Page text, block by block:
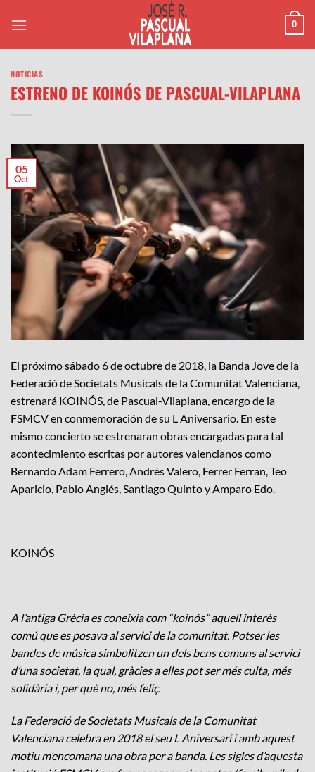
0
NOTICIAS
ESTRENO DE KOINÓS DE PASCUAL-VILAPLANA
05
Oct
El próximo sábado 6 de octubre de 2018, la Banda Jove de la
Federació de Societats Musicals de la Comunitat Valenciana,
estrenará KOINÓS, de Pascual-Vilaplana, encargo de la
FSMCV en conmemoración de su L Aniversario. En este
mismo concierto se estrenaran obras encargadas para tal
acontecimiento escritas por autores valencianos como
Bernardo Adam Ferrero, Andrés Valero, Ferrer Ferran, Teo
Aparicio, Pablo Anglés, Santiago Quinto y Amparo Edo.
KOINÓS
A l’antiga Grècia es coneixia com “koinós” aquell interès
comú que es posava al servici de la comunitat. Potser les
bandes de música simbolitzen un dels bens comuns al servici
d’una societat, la qual, gràcies a elles pot ser més culta, més
solidària i, per què no, més feliç.
La Federació de Societats Musicals de la Comunitat
Valenciana celebra en 2018 el seu L Aniversari i amb aquest
motiu m’encomana una obra per a banda. Les sigles d’aquesta